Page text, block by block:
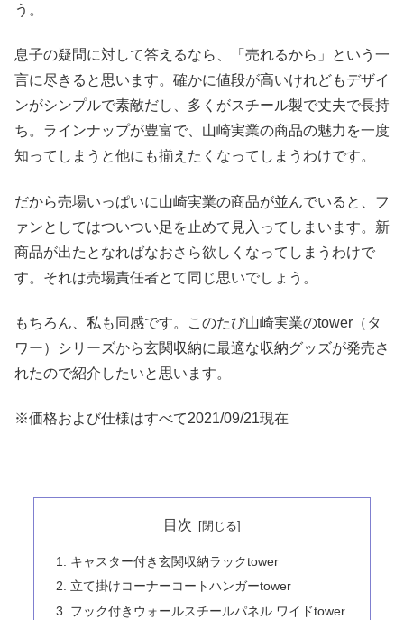
う。
息子の疑問に対して答えるなら、「売れるから」という一
言に尽きると思います。確かに値段が高いけれどもデザイ
ンがシンプルで素敵だし、多くがスチール製で丈夫で長持
ち。ラインナップが豊富で、山崎実業の商品の魅力を一度
知ってしまうと他にも揃えたくなってしまうわけです。
だから売場いっぱいに山崎実業の商品が並んでいると、フ
ァンとしてはついつい足を止めて見入ってしまいます。新
商品が出たとなればなおさら欲しくなってしまうわけで
す。それは売場責任者とて同じ思いでしょう。
もちろん、私も同感です。このたび山崎実業のtower（タ
ワー）シリーズから玄関収納に最適な収納グッズが発売さ
れたので紹介したいと思います。
※価格および仕様はすべて2021/09/21現在
目次
キャスター付き玄関収納ラックtower
立て掛けコーナーコートハンガーtower
フック付きウォールスチールパネル ワイドtower